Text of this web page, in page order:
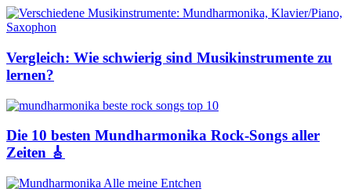
Vergleich: Wie schwierig sind Musikinstrumente zu
lernen?
Die 10 besten Mundharmonika Rock-Songs aller
Zeiten 🎸